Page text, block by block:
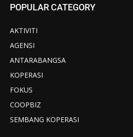
POPULAR CATEGORY
AKTIVITI
AGENSI
ANTARABANGSA
KOPERASI
FOKUS
COOPBIZ
SEMBANG KOPERASI